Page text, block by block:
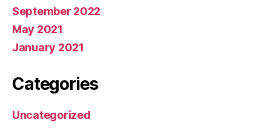
September 2022
May 2021
January 2021
Categories
Uncategorized